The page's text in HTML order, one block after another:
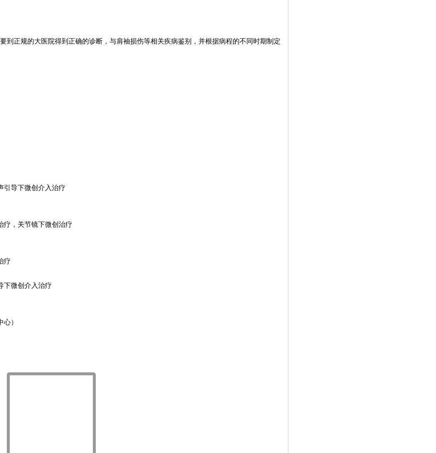
到正规的大医院得到正确的诊断，与肩袖损伤等相关疾病鉴别，并根据病程的不同时期制定
引导下微创介入治疗
疗，关节镜下微创治疗
疗
下微创介入治疗
）